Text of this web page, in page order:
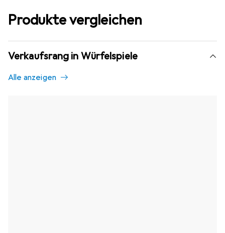
Produkte vergleichen
Verkaufsrang in Würfelspiele
Alle anzeigen